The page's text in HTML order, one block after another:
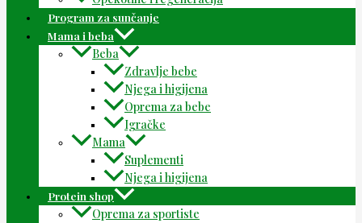
Program za sunčanje
Mama i beba
Beba
Zdravlje bebe
Njega i higijena
Oprema za bebe
Igračke
Mama
Suplementi
Njega i higijena
Protein shop
Oprema za sportiste